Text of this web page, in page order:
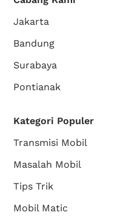
Jakarta
Bandung
Surabaya
Pontianak
Kategori Populer
Transmisi Mobil
Masalah Mobil
Tips Trik
Mobil Matic